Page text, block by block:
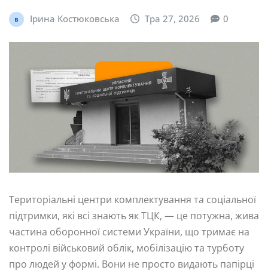
Ірина Костюковська Тра 27, 2026 0
Територіальні центри комплектування та соціальної
підтримки, які всі знають як ТЦК, — це потужна, жива
частина оборонної системи України, що тримає на
контролі військовий облік, мобілізацію та турботу
про людей у формі. Вони не просто видають папірці